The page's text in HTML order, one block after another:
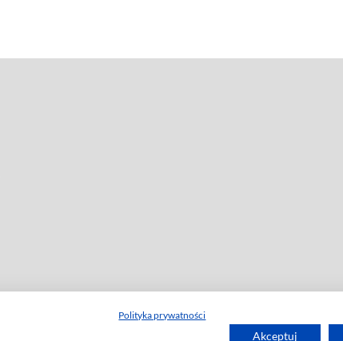
Polityka prywatności
Akceptuj